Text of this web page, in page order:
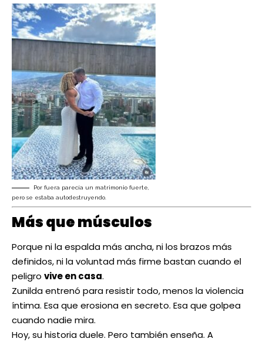
Por fuera parecía un matrimonio fuerte,
pero se estaba autodestruyendo.
Más que músculos
Porque ni la espalda más ancha, ni los brazos más
definidos, ni la voluntad más firme bastan cuando el
peligro vive en casa.
Zunilda entrenó para resistir todo, menos la violencia
íntima. Esa que erosiona en secreto. Esa que golpea
cuando nadie mira.
Hoy, su historia duele. Pero también enseña. A